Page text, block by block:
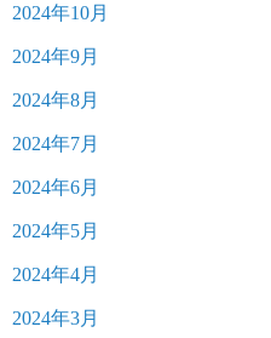
2024年10月
2024年9月
2024年8月
2024年7月
2024年6月
2024年5月
2024年4月
2024年3月